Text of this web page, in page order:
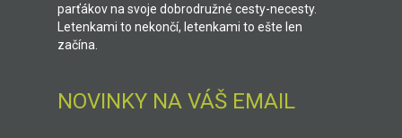
parťákov na svoje dobrodružné cesty-necesty.
Letenkami to nekončí, letenkami to ešte len
začína.
NOVINKY NA VÁŠ EMAIL